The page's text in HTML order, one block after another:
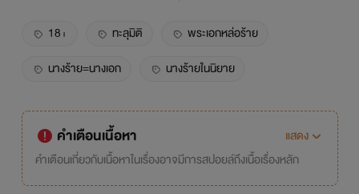
18+ ทะลุมิติ
พระเอกหล่อร้าย
นางร้าย=นางเอก
นางร้ายในนิยาย
คำเตือนเนื้อหา
แสดง
คำเตือนเกี่ยวกับเนื้อหาในเรื่องอาจมีการสปอยล์ถึงเนื้อเรื่องหลัก